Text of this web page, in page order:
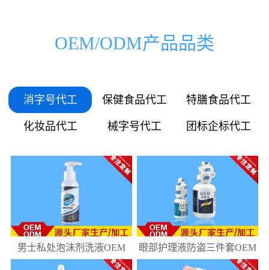
1332
1665
1998
2000
3000
06
08
10
072
109
145
181
218
OEM/ODM产品品类
消字号代工 保健食品代工 特膳食品代工
化妆品代工 械字号代工 团标企标代工
男士私处泡沫剂洗液OEM 眼部护理液防盗三件套OEM